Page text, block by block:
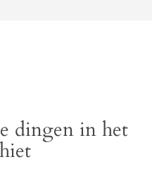
dingen in het